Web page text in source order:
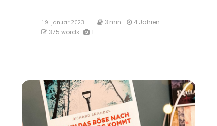
19. Januar 2023 3 min
4 Jahren
375 words
1